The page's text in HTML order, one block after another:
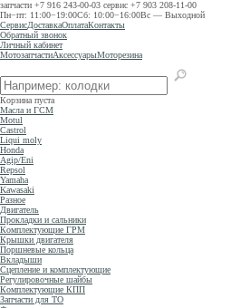
запчасти +7 916 243-00-03 сервис +7 903 208-11-00
Пн−пт: 11:00−19:00Сб: 10:00−16:00Вс — Выходной
СервисДоставкаОплатаКонтакты
Обратный звонок
Личный кабинет
МотозапчастиАксессуарыМоторезина
Корзина пуста
Масла и ГСМ
Motul
Castrol
Liqui moly
Honda
Agip/Eni
Repsol
Yamaha
Kawasaki
Разное
Двигатель
Прокладки и сальники
Комплектующие ГРМ
Крышки двигателя
Поршневые кольца
Вкладыши
Сцепление и комплектующие
Регулировочные шайбы
Комплектующие КПП
Запчасти для ТО